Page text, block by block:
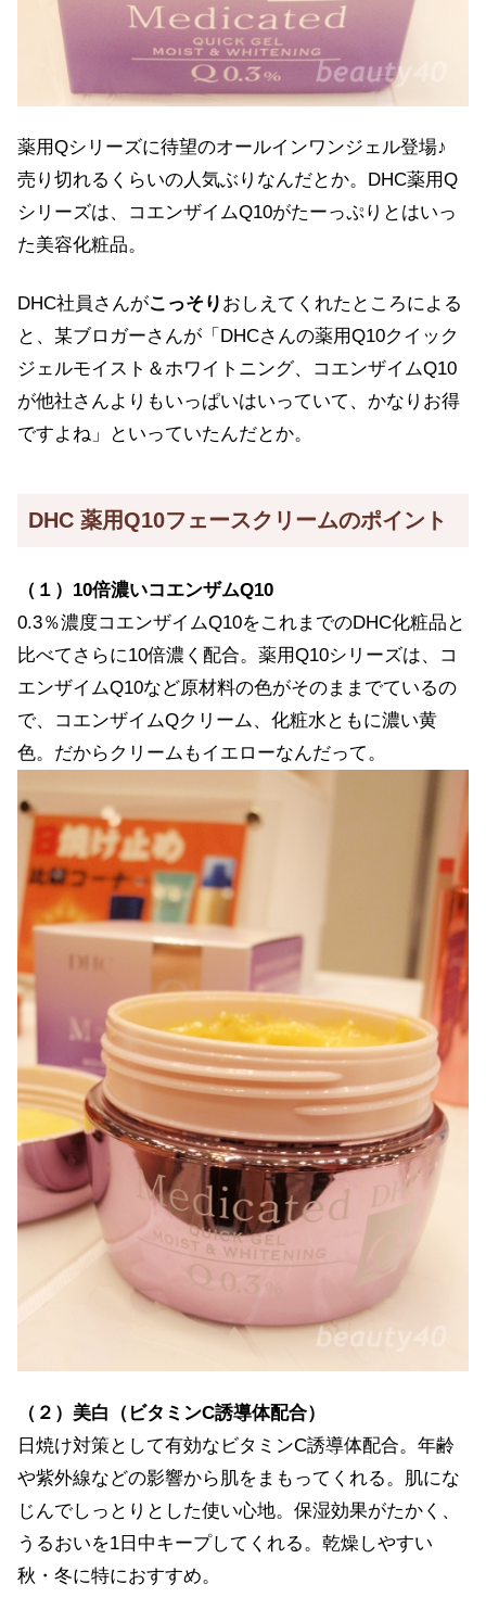
薬用Qシリーズに待望のオールインワンジェル登場♪
売り切れるくらいの人気ぶりなんだとか。DHC薬用Q
シリーズは、コエンザイムQ10がたーっぷりとはいっ
た美容化粧品。
DHC社員さんがこっそり おしえてくれたところによる
と、某ブロガーさんが「DHCさんの薬用Q10クイック
ジェルモイスト＆ホワイトニング、コエンザイムQ10
が他社さんよりもいっぱいはいっていて、かなりお得
ですよね」といっていたんだとか。
DHC 薬用Q10フェースクリームのポイント
（１）10倍濃いコエンザムQ10
0.3％濃度コエンザイムQ10をこれまでのDHC化粧品と
比べてさらに10倍濃く配合。薬用Q10シリーズは、コ
エンザイムQ10など原材料の色がそのままでているの
で、コエンザイムQクリーム、化粧水ともに濃い黄
色。だからクリームもイエローなんだって。
（２）美白（ビタミンC誘導体配合）
日焼け対策として有効なビタミンC誘導体配合。年齢
や紫外線などの影響から肌をまもってくれる。肌にな
じんでしっとりとした使い心地。保湿効果がたかく、
うるおいを1日中キープしてくれる。乾燥しやすい
秋・冬に特におすすめ。